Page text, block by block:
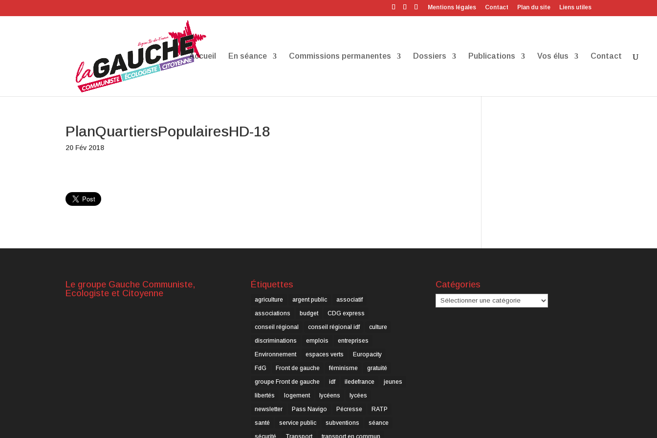
Mentions légales Contact Plan du site Liens utiles
Accueil En séance Commissions permanentes Dossiers Publications Vos élus Contact
PlanQuartiersPopulairesHD-18
20 Fév 2018
Le groupe Gauche Communiste,
Ecologiste et Citoyenne
Étiquettes
agriculture argent public
associatif
associations
budget
CDG express
conseil régional
conseil régional idf
culture
discriminations
emplois
entreprises
Environnement
espaces verts
Europacity
FdG
Front de gauche féminisme
gratuité
groupe Front de gauche
idf iledefrance
jeunes
libertés
logement lycéens
lycées
newsletter
Pass Navigo Pécresse
RATP
santé
service public subventions
séance
sécurité
Transport transport en commun
Catégories
Catégories